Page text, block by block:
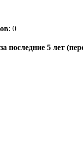
: 0
последние 5 лет